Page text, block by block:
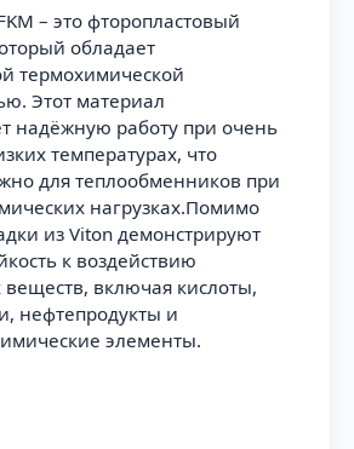
– это фторопластовый
обладает
термохимической
Этот материал
надёжную работу при очень
температурах, что
для теплообменников при
нагрузках.Помимо
из Viton демонстрируют
к воздействию
веществ, включая кислоты,
нефтепродукты и
элементы.